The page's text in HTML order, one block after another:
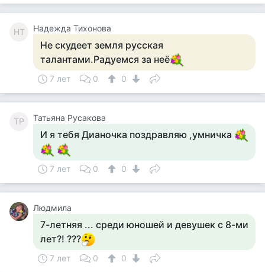
НТ Надежда Тихонова
Не скудеет земля русская
талантами.Радуемся за неё
7 лет 0 0
ТР Татьяна Русакова
И я тебя Дианочка поздравляю ,умничка
7 лет 0 0
Людмила
7-летняя ... среди юношей и девушек с 8-ми
лет?! ???
7 лет 0 0